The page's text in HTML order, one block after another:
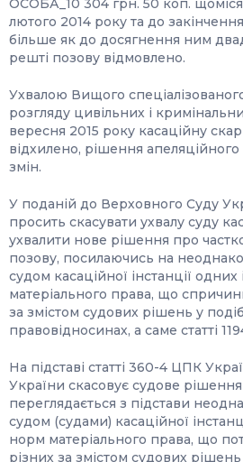
ОСОБА_10 304 грн. 50 коп.
лютого 2014 року та до
більше як до досягнення ним
решті позову відмовлено.
Ухвалою Вищого
розгляду цивільних і
вересня 2015 року касаційну
відхилено, рішення
змін.
У поданій до Верховного Суду
просить скасувати ухвалу суду
ухвалити нове рішення про
позову, посилаючись на
судом касаційної інстанції
матеріального права, що
за змістом судових рішень у
правовідносинах, а саме статті
На підставі статті 360-4 ЦПК
України скасовує судове рішення
переглядається з підстави
судом (судами) касаційної
норм матеріального права, що
різних за змістом судових